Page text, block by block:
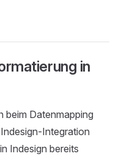
in
beim Datenmapping
Integration
Indesign bereits